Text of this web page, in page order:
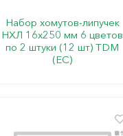
Набор хомутов-липучек
НХЛ 16х250 мм 6 цветов
по 2 штуки (12 шт) TDM
(ЕС)